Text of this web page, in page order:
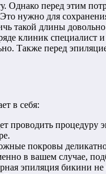
перед этим
Это нужно для
такой длины
клиник
Также перед
в себя:
проводить
покровы
в вашем случае,
эпиляция бикини